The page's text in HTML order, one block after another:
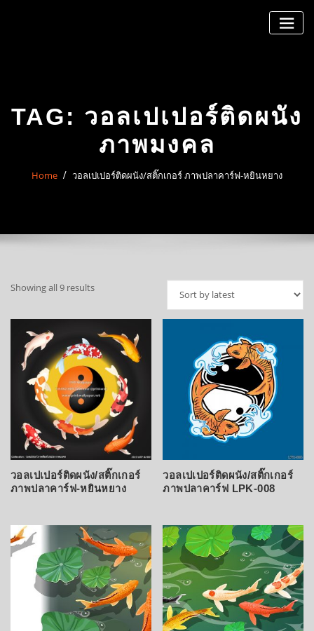
TAG: วอลเปเปอร์ติดผนัง
ภาพมงคล
Home วอลเปเปอร์ติดผนัง/สติ๊กเกอร์ ภาพปลาคาร์ฟ-หยินหยาง
Showing all 9 resultsSorted
latest
วอลเปเปอร์ติดผนัง/สติ๊กเกอร์
ภาพปลาคาร์ฟ-หยินหยาง
วอลเปเปอร์ติดผนัง/สติ๊กเกอร์
ภาพปลาคาร์ฟ LPK-008